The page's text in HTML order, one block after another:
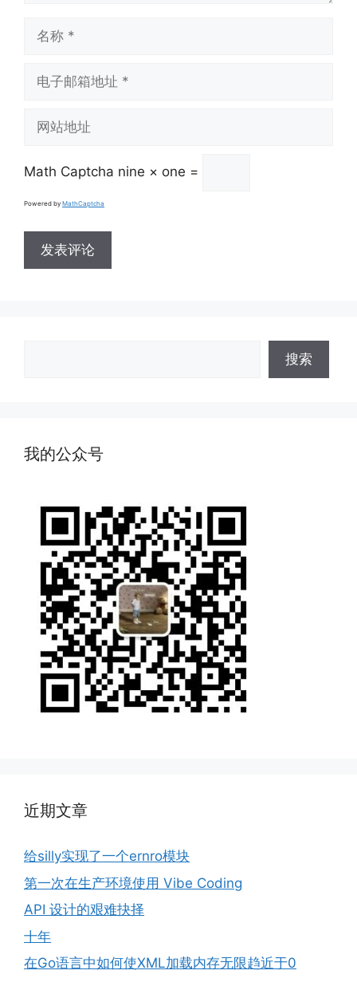
址
址
Math Captcha nine × one =
Powered by MathCaptcha
搜索
我的公众号
近期文章
给silly实现了一个ernro模块
第一次在生产环境使用 Vibe Coding
API 设计的艰难抉择
十年
在Go语言中如何使XML加载内存无限趋近于0